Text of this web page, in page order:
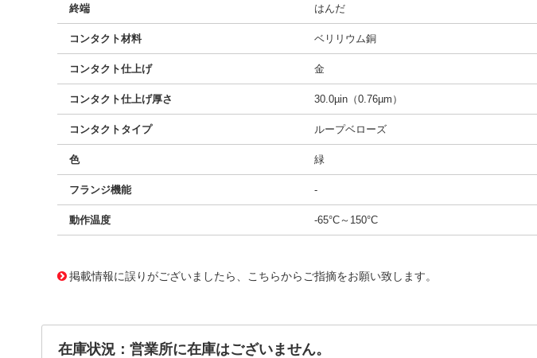
終端 はんだ
コンタクト材料 ベリリウム銅
コンタクト仕上げ 金
コンタクト仕上げ厚さ 30.0µin（0.76µm）
コンタクトタイプ ループベローズ
色 緑
フランジ機能 -
動作温度 -65°C～150°C
掲載情報に誤りがございましたら、こちらからご指摘をお願い致します。
在庫状況：営業所に在庫はございません。